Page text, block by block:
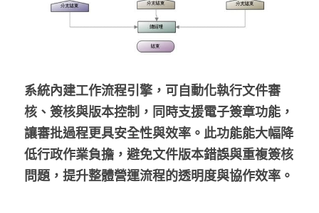
系統內建工作流程引擎，可自動化執行文件審
核、簽核與版本控制，同時支援電子簽章功能，
讓審批過程更具安全性與效率。此功能能大幅降
低行政作業負擔，避免文件版本錯誤與重複簽核
問題，提升整體營運流程的透明度與協作效率。